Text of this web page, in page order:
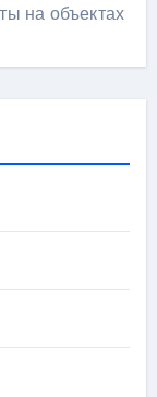
на объектах